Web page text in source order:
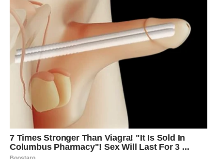
Duša konačno pronalazi ono što je dugo
tražila
Pred vama su trenuci puni topline i sreće.
Period nevjerovatne sreće posebno dolazi Rakovima,
Vagama i Strijelčevima kojima zvijezde šalju ljubav,
uspjeh i događaje koji bi mogli potpuno promijeniti njihov
Ovo je vrijeme tokom kojeg univerzum pokazuje da se
najveća sreća često pojavi onda kada smo skoro prestali